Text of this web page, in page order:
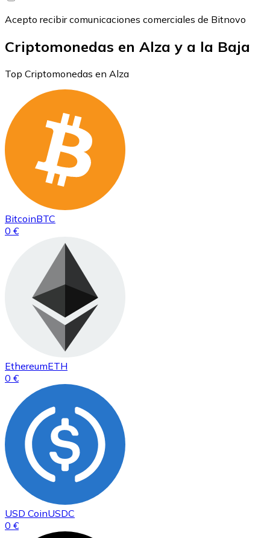
Acepto recibir comunicaciones comerciales de Bitnovo
Criptomonedas en Alza y a la Baja
Top Criptomonedas en Alza
BitcoinBTC
0 €
EthereumETH
0 €
USD CoinUSDC
0 €